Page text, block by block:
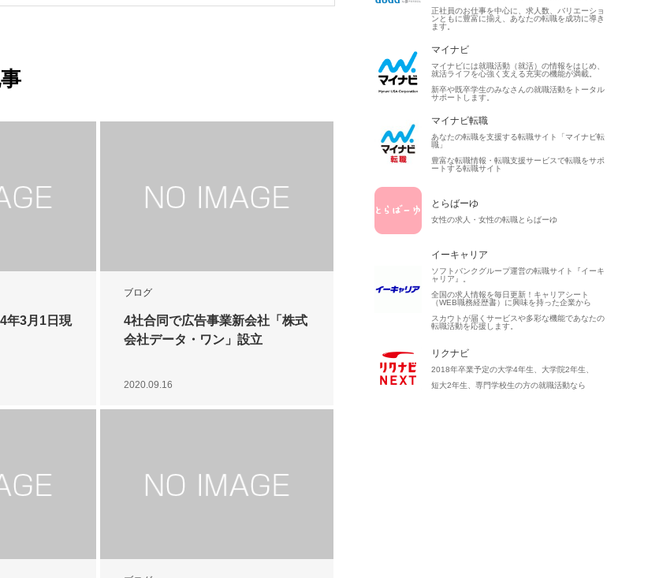
年3月1日現
ブログ
4社合同で広告事業新会社「株式
会社データ・ワン」設立
2020.09.16
正社員のお仕事を中心に、求人数、バリエーショ
ンともに豊富に揃え、あなたの転職を成功に導き
ます。
マイナビ
マイナビには就職活動（就活）の情報をはじめ、
就活ライフを心強く支える充実の機能が満載。
新卒や既卒学生のみなさんの就職活動をトータル
サポートします。
マイナビ転職
あなたの転職を支援する転職サイト「マイナビ転
職」
豊富な転職情報・転職支援サービスで転職をサポ
ートする転職サイト
とらばーゆ
女性の求人・女性の転職とらばーゆ
イーキャリア
ソフトバンクグループ運営の転職サイト『イーキ
ャリア』。
全国の求人情報を毎日更新！キャリアシート
（WEB職務経歴書）に興味を持った企業から
スカウトが届くサービスや多彩な機能であなたの
転職活動を応援します。
リクナビ
2018年卒業予定の大学4年生、大学院2年生、
短大2年生、専門学校生の方の就職活動なら